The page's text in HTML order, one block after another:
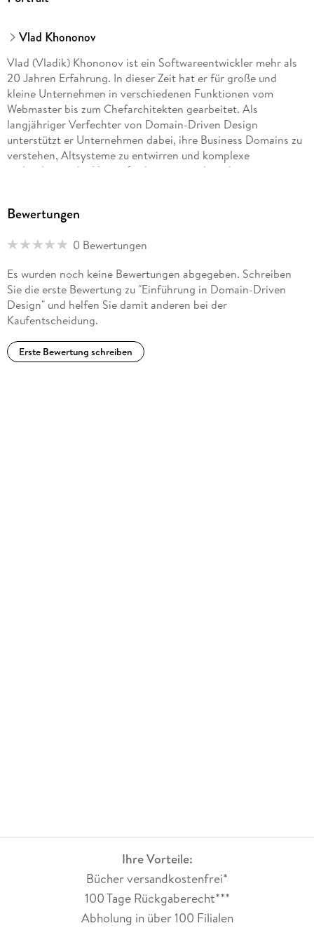
Vlad Khononov
Vlad (Vladik) Khononov ist ein Softwareentwickler mehr als
20 Jahren Erfahrung. In dieser Zeit hat er für große und
kleine Unternehmen in verschiedenen Funktionen vom
Webmaster bis zum Chefarchitekten gearbeitet. Als
langjähriger Verfechter von Domain-Driven Design
unterstützt er Unternehmen dabei, ihre Business Domains zu
verstehen, Altsysteme zu entwirren und komplexe
architektonische Herausforderungen zu bewältigen.
Bewertungen
0 Bewertungen
Es wurden noch keine Bewertungen abgegeben. Schreiben
Sie die erste Bewertung zu "Einführung in Domain-Driven
Design" und helfen Sie damit anderen bei der
Kaufentscheidung.
Erste Bewertung schreiben
Ihre Vorteile:
Bücher versandkostenfrei*
100 Tage Rückgaberecht***
Abholung in über 100 Filialen